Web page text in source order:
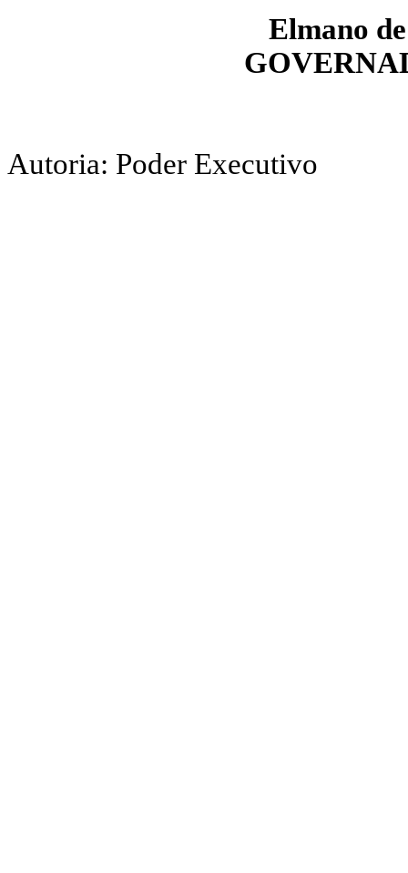
Elmano
Autoria: Poder Executivo